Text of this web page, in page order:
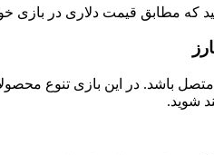
که مطابق قیمت دلاری در بازی
متصل باشد. در این بازی تنوع
شوید.